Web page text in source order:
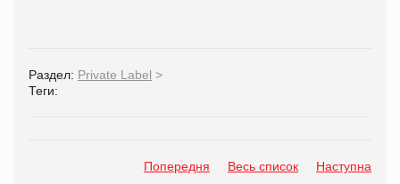
Раздел: Private Label >
Теги:
Попередня Весь список Наступна